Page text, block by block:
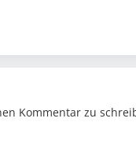
Kommentar zu